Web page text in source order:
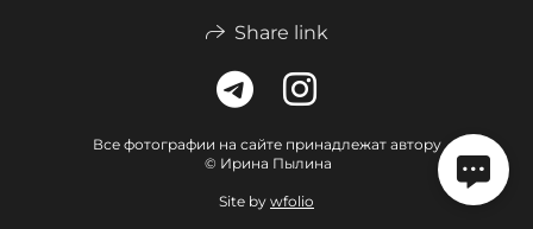
Share link
Все фотографии на сайте принадлежат автору
© Ирина Пылина
Site by wfolio